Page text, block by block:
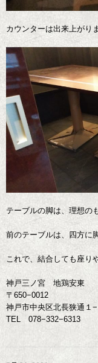
カウンターは出来上がり
テーブルの脚は、理想の
前のテーブルは、四方に
これで、結合しても座り
神戸三ノ宮 地鶏安東
〒650−0012
神戸市中央区北長狭通１
TEL 078−332−6313